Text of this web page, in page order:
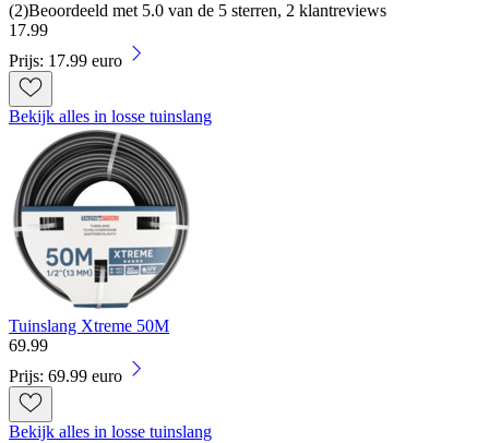
(2)Beoordeeld met 5.0 van de 5 sterren, 2 klantreviews
17.99
Prijs: 17.99 euro
Bekijk alles in losse tuinslang
Tuinslang Xtreme 50M
69.99
Prijs: 69.99 euro
Bekijk alles in losse tuinslang